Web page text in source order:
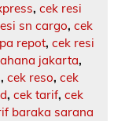
, cek resi
sn cargo, cek
repot, cek resi
jakarta,
, cek reso, cek
, cek tarif, cek
baraka sarana